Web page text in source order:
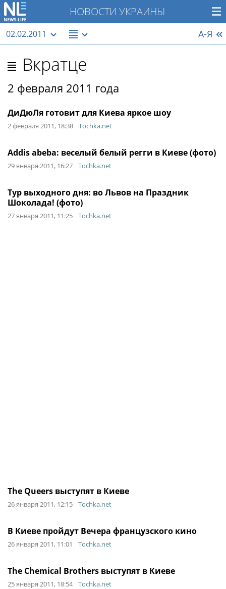
НОВОСТИ УКРАИНЫ
02.02.2011 А-Я
Вкратце
2 февраля 2011 года
ДиДюЛя готовит для Киева яркое шоу
2 февраля 2011, 18:38 Tochka.net
Addis abeba: веселый белый регги в Киеве (фото)
29 января 2011, 16:27 Tochka.net
Тур выходного дня: во Львов на Праздник
Шоколада! (фото)
27 января 2011, 11:25 Tochka.net
The Queers выступят в Киеве
26 января 2011, 12:15 Tochka.net
В Киеве пройдут Вечера французского кино
26 января 2011, 11:01 Tochka.net
The Chemical Brothers выступят в Киеве
25 января 2011, 18:54 Tochka.net